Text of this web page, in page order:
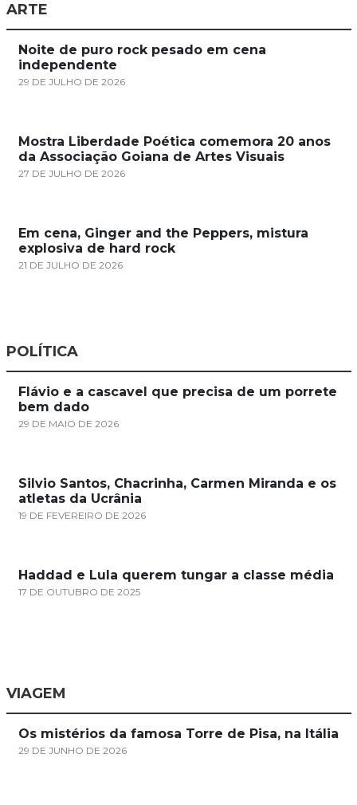
ARTE
Noite de puro rock pesado em cena
independente
29 DE JULHO DE 2026
Mostra Liberdade Poética comemora 20 anos
da Associação Goiana de Artes Visuais
27 DE JULHO DE 2026
Em cena, Ginger and the Peppers, mistura
explosiva de hard rock
21 DE JULHO DE 2026
POLÍTICA
Flávio e a cascavel que precisa de um porrete
bem dado
29 DE MAIO DE 2026
Silvio Santos, Chacrinha, Carmen Miranda e os
atletas da Ucrânia
19 DE FEVEREIRO DE 2026
Haddad e Lula querem tungar a classe média
17 DE OUTUBRO DE 2025
VIAGEM
Os mistérios da famosa Torre de Pisa, na Itália
29 DE JUNHO DE 2026